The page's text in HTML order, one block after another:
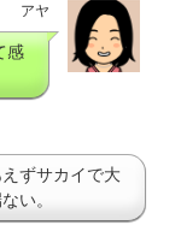
アヤ
感
ずサカイで大
い。